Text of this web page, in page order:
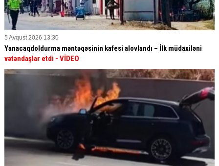
5 Avqust 2026 13:30
Yanacaqdoldurma məntəqəsinin kafesi alovlandı – İlk müdaxiləni
vətəndaşlar etdi - VİDEO